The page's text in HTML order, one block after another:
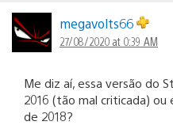
megavolts66
27/08/2020 at 0:39 AM
Me diz aí, essa versão do
2016 (tão mal criticada) ou
de 2018?